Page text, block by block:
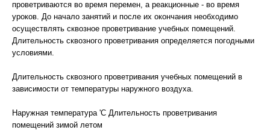
проветриваются во время перемен, а реакционные - во время
уроков. До начало занятий и после их окончания необходимо
осуществлять сквозное проветривание учебных помещений.
Длительность сквозного проветривания определяется погодными
условиями.
Длительность сквозного проветривания учебных помещений в
зависимости от температуры наружного воздуха.
Наружная температура 'С Длительность проветривания
помещений зимой летом